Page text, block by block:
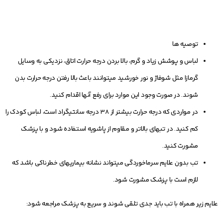
توصیه ­ها
لباس و پوشش زیاد و گرم، بالا بردن درجه حرارت اتاق، نزدیکی به وسایل
گرمازا مثل شوفاژ و نور خورشید می‏توانند باعث بالا رفتن درجه حرارت بدن
شوند. در صورت وجود این موارد برای رفع آنها اقدام کنید.
در مواردی که درجه حرارت بیشتر از 38 درجه سانتی‏گراد است، لباس کودک را
کم کنید. در تب‏های بالاتر و مقاوم از پاشویه استفاده شود و با پزشک
مشورت کنید.
تب بدون علایم سرماخوردگی می‏تواند نشانه بیماری‏های خطرناکی باشد که
لازم است با پزشک مشورت شود.
علایم زیر همراه با تب باید جدی تلقی شوند و سریع به پزشک مراجعه شود: